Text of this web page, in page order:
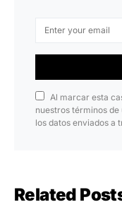
Al marcar esta
nuestros términos
los datos enviados a
Related